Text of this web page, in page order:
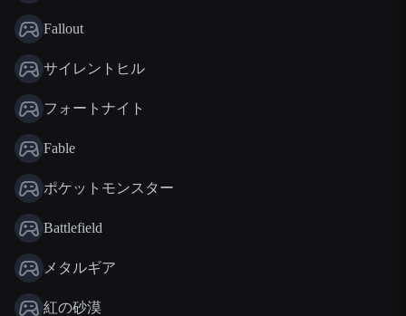
Fallout
サイレントヒル
フォートナイト
Fable
ポケットモンスター
Battlefield
メタルギア
紅の砂漠